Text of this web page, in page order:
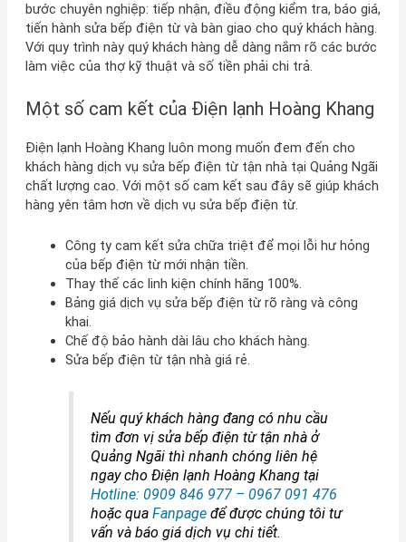
bước chuyên nghiệp: tiếp nhận, điều động kiểm tra, báo giá,
tiến hành sửa bếp điện từ và bàn giao cho quý khách hàng.
Với quy trình này quý khách hàng dễ dàng nắm rõ các bước
làm việc của thợ kỹ thuật và số tiền phải chi trả.
Một số cam kết của Điện lạnh Hoàng Khang
Điện lạnh Hoàng Khang luôn mong muốn đem đến cho
khách hàng dịch vụ sửa bếp điện từ tận nhà tại Quảng Ngãi
chất lượng cao. Với một số cam kết sau đây sẽ giúp khách
hàng yên tâm hơn về dịch vụ sửa bếp điện từ.
Công ty cam kết sửa chữa triệt để mọi lỗi hư hỏng
của bếp điện từ mới nhận tiền.
Thay thế các linh kiện chính hãng 100%.
Bảng giá dịch vụ sửa bếp điện từ rõ ràng và công
khai.
Chế độ bảo hành dài lâu cho khách hàng.
Sửa bếp điện từ tận nhà giá rẻ.
Nếu quý khách hàng đang có nhu cầu
tìm đơn vị sửa bếp điện từ tận nhà ở
Quảng Ngãi thì nhanh chóng liên hệ
ngay cho Điện lạnh Hoàng Khang tại
Hotline: 0909 846 977 – 0967 091 476
hoặc quaFanpage để được chúng tôi tư
vấn và báo giá dịch vụ chi tiết.